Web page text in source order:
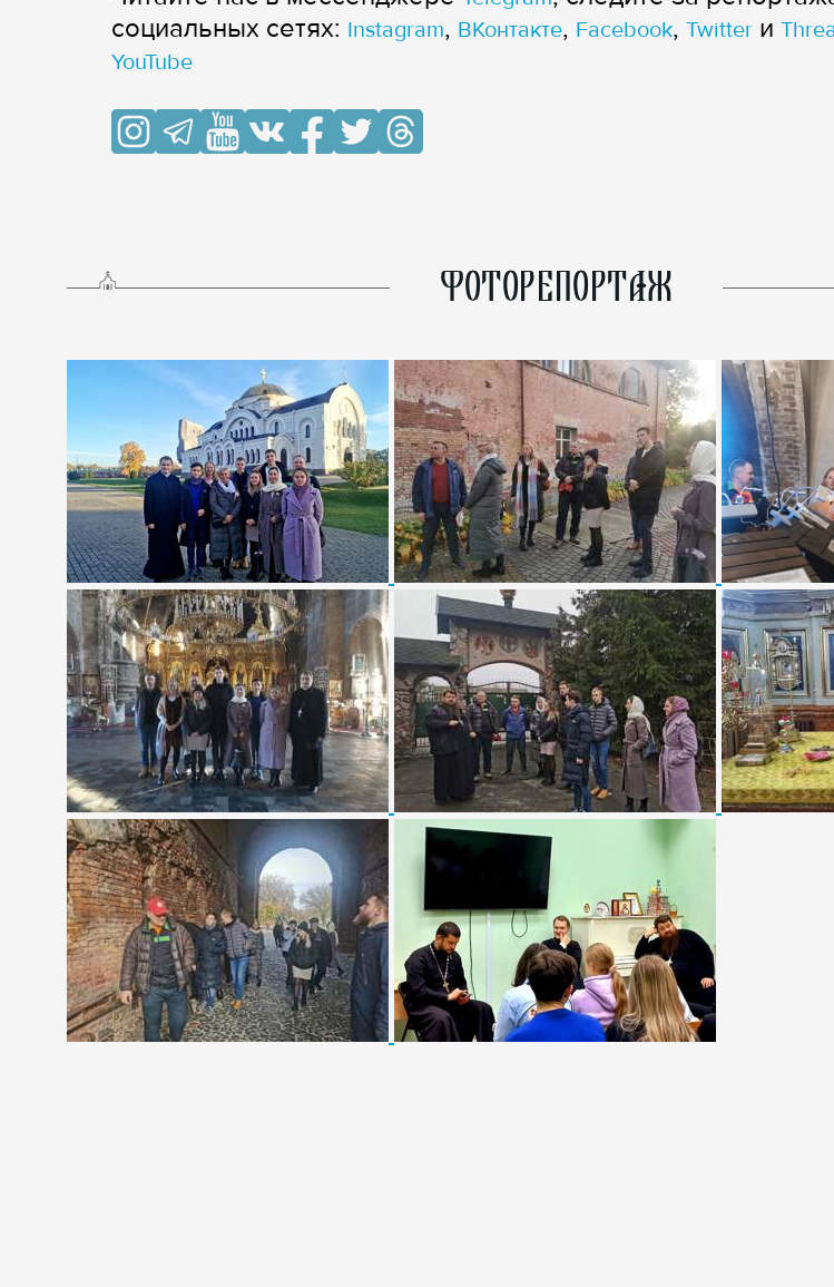
cоциальных сетях: Instagram, ВКонтакте, Facebook, Twitter и
YouTube
ФОТОРЕПОРТАЖ